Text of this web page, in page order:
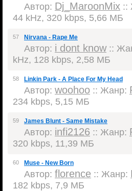
Автор: Dj_MaroonMix ::
44 kHz, 320 kbps, 5,66 МБ
57 Nirvana - Rape Me
Автор: i dont know::
kHz, 128 kbps, 2,58 МБ
58 Linkin Park - A Place For My Head
Автор: woohoo :: Жанр:
234 kbps, 5,15 МБ
59 James Blunt - Same Mistake
Автор: infi2126 :: Жанр:
320 kbps, 11,39 МБ
60 Muse - New Born
Автор: florence :: Жанр:
182 kbps, 7,9 МБ